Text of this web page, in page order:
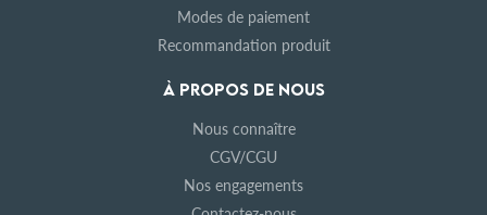
Modes de paiement
Recommandation produit
À PROPOS DE NOUS
Nous connaître
CGV/CGU
Nos engagements